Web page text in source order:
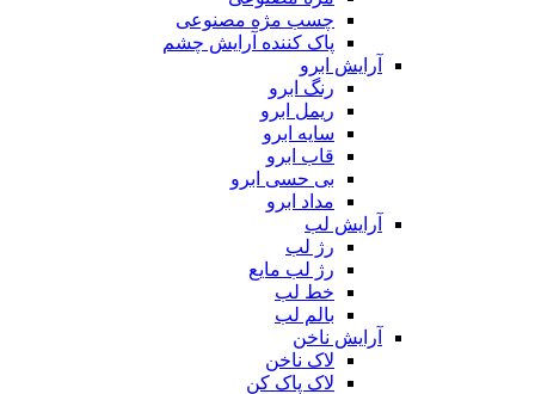
چسب مژه مصنوعی
پاک کننده آرایش چشم
آرایش ابرو
رنگ ابرو
ریمل ابرو
سایه ابرو
قاب ابرو
بی حسی ابرو
مداد ابرو
آرایش لب
رژ لب
رژ لب مایع
خط لب
بالم لب
آرایش ناخن
لاک ناخن
لاک پاک کن